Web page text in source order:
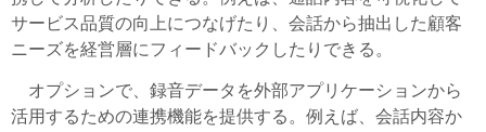
サービス品質の向上につなげたり、会話から抽出した顧客
ニーズを経営層にフィードバックしたりできる。
オプションで、録音データを外部アプリケーションから
活用するための連携機能を提供する。例えば、会話内容か